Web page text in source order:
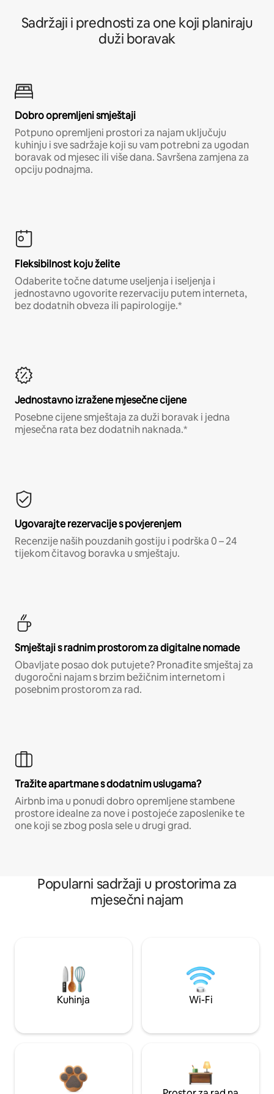
Sadržaji i prednosti za one koji planiraju
duži boravak
Dobro opremljeni smještaji
Potpuno opremljeni prostori za najam uključuju
kuhinju i sve sadržaje koji su vam potrebni za ugodan
boravak od mjesec ili više dana. Savršena zamjena za
opciju podnajma.
Fleksibilnost koju želite
Odaberite točne datume useljenja i iseljenja i
jednostavno ugovorite rezervaciju putem interneta,
bez dodatnih obveza ili papirologije.*
Jednostavno izražene mjesečne cijene
Posebne cijene smještaja za duži boravak i jedna
mjesečna rata bez dodatnih naknada.*
Ugovarajte rezervacije s povjerenjem
Recenzije naših pouzdanih gostiju i podrška 0 – 24
tijekom čitavog boravka u smještaju.
Smještaji s radnim prostorom za digitalne nomade
Obavljate posao dok putujete? Pronađite smještaj za
dugoročni najam s brzim bežičnim internetom i
posebnim prostorom za rad.
Tražite apartmane s dodatnim uslugama?
Airbnb ima u ponudi dobro opremljene stambene
prostore idealne za nove i postojeće zaposlenike te
one koji se zbog posla sele u drugi grad.
Popularni sadržaji u prostorima za
mjesečni najam
Kuhinja Wi-Fi